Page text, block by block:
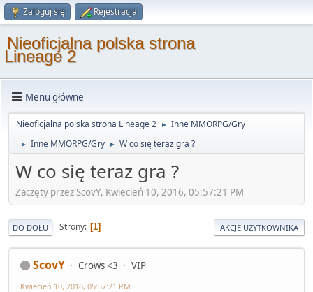
Zaloguj się Rejestracja
Nieoficjalna polska strona
Lineage 2
Menu główne
Nieoficjalna polska strona Lineage 2 ► Inne MMORPG/Gry
► Inne MMORPG/Gry ► W co się teraz gra ?
W co się teraz gra ?
Zaczęty przez ScovY, Kwiecień 10, 2016, 05:57:21 PM
DO DOŁU Strony 1 AKCJE UŻYTKOWNIKA
ScovY Crows <3 VIP
Kwiecień 10, 2016, 05:57:21 PM